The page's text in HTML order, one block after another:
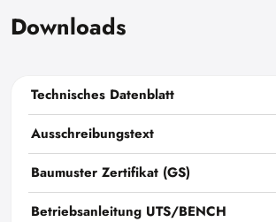
Downloads
Technisches Datenblatt
Ausschreibungstext
Baumuster Zertifikat (GS)
Betriebsanleitung UTS/BENCH